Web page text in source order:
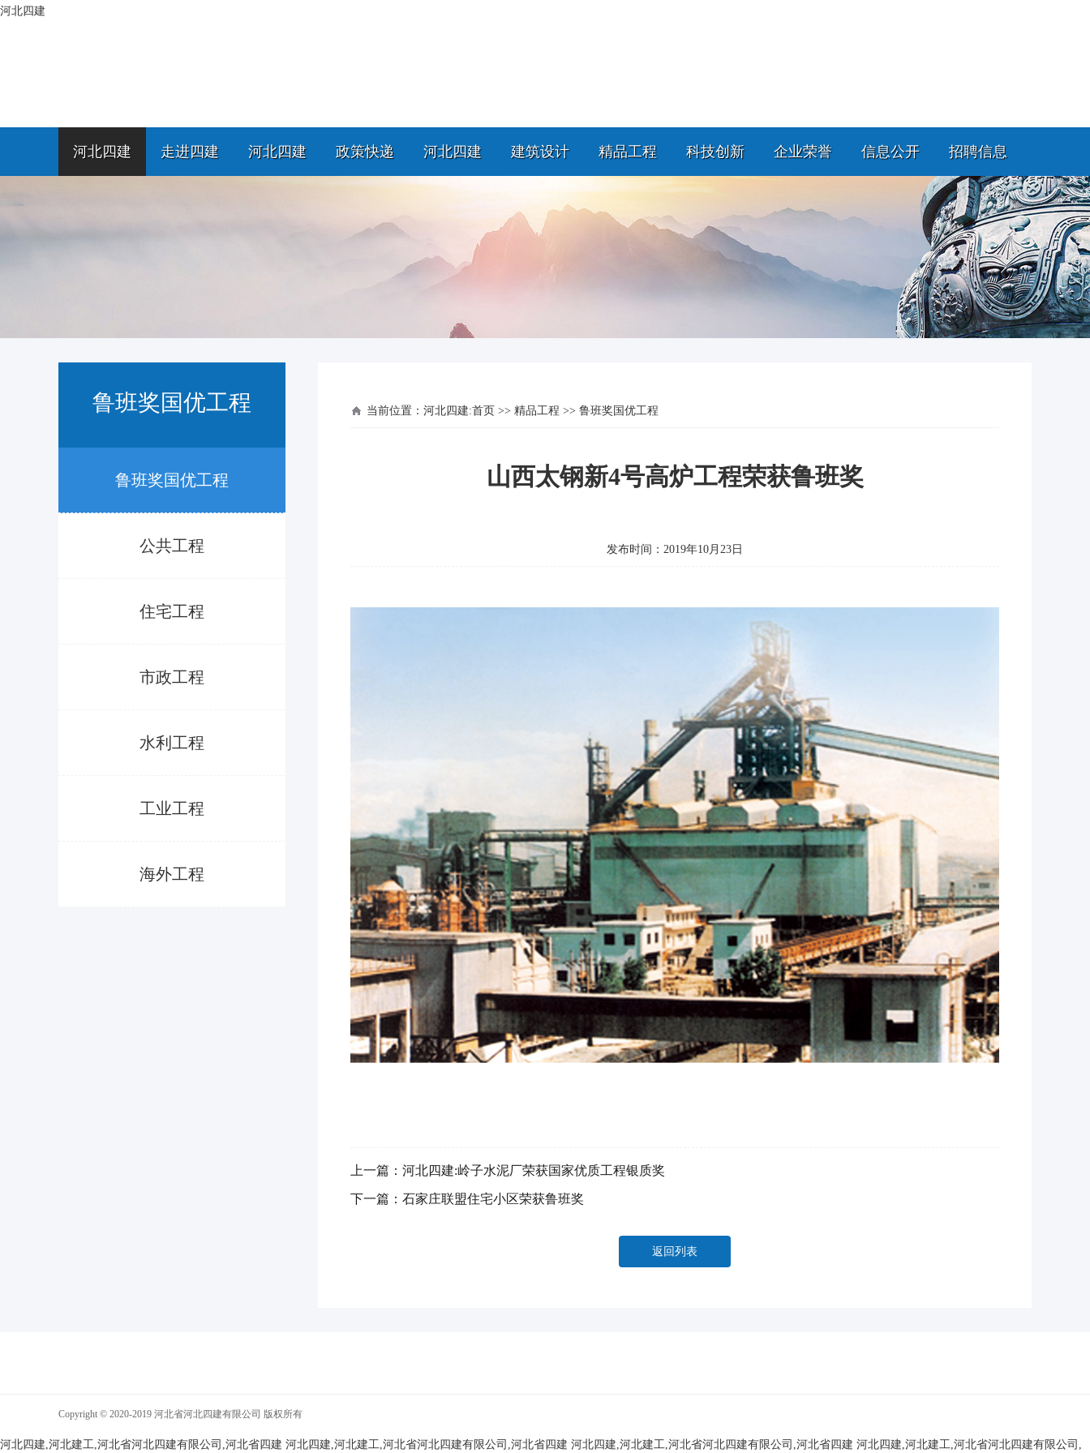
河北四建
河北四建 走进四建 河北四建 政策快递 河北四建 建筑设计 精品工程 科技创新 企业荣誉 信息公开 招聘信息
鲁班奖国优工程
鲁班奖国优工程
公共工程
住宅工程
市政工程
水利工程
工业工程
海外工程
当前位置： 河北四建:首页 >> 精品工程 >> 鲁班奖国优工程
山西太钢新4号高炉工程荣获鲁班奖
发布时间：2019年10月23日
上一篇： 河北四建:岭子水泥厂荣获国家优质工程银质奖
下一篇： 石家庄联盟住宅小区荣获鲁班奖
返回列表
Copyright © 2020-2019 河北省河北四建有限公司 版权所有
河北四建,河北建工,河北省河北四建有限公司,河北省四建 河北四建,河北建工,河北省河北四建有限公司,河北省四建 河北四建,河北建工,河北省河北四建有限公司,河北省四建 河北四建,河北建工,河北省河北四建有限公司,